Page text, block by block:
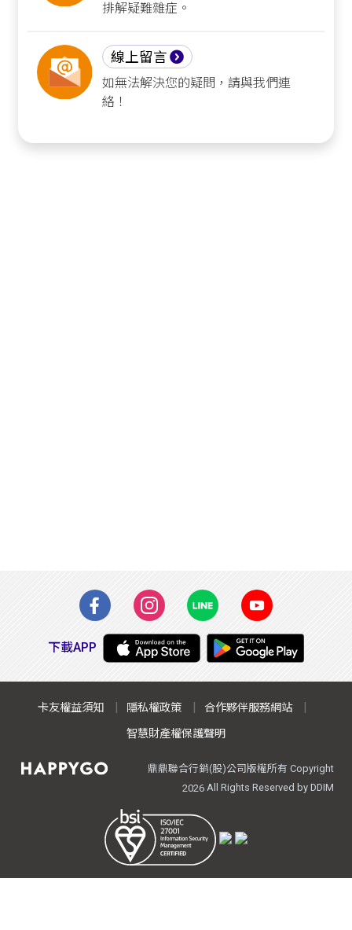
排解疑難雜症。
線上留言
如無法解決您的疑問，請與我們連
絡！
下載APP
卡友權益須知 隱私權政策
合作夥伴服務網站
智慧財產權保護聲明
鼎鼎聯合行銷(股)公司版權所有 Copyright
2026All Rights Reserved by DDIM